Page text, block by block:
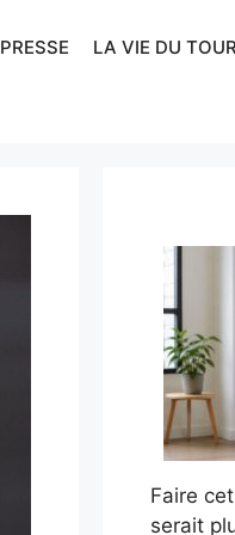
PRESSE LA VIE DU
Faire
serait